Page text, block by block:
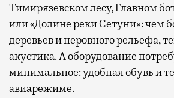
Тимирязевском лесу, Главном
или «Долине реки Сетуни»: чем
деревьев и неровного рельефа,
акустика. А оборудование
минимальное: удобная обувь и
авиарежиме.